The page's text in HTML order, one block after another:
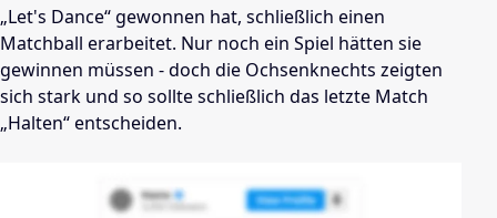
„Let's Dance“ gewonnen hat, schließlich einen
Matchball erarbeitet. Nur noch ein Spiel hätten sie
gewinnen müssen - doch die Ochsenknechts zeigten
sich stark und so sollte schließlich das letzte Match
„Halten“ entscheiden.